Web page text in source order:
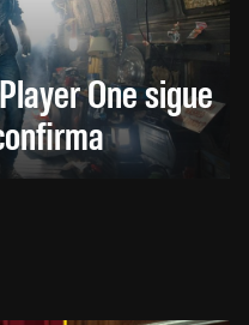
One sigue